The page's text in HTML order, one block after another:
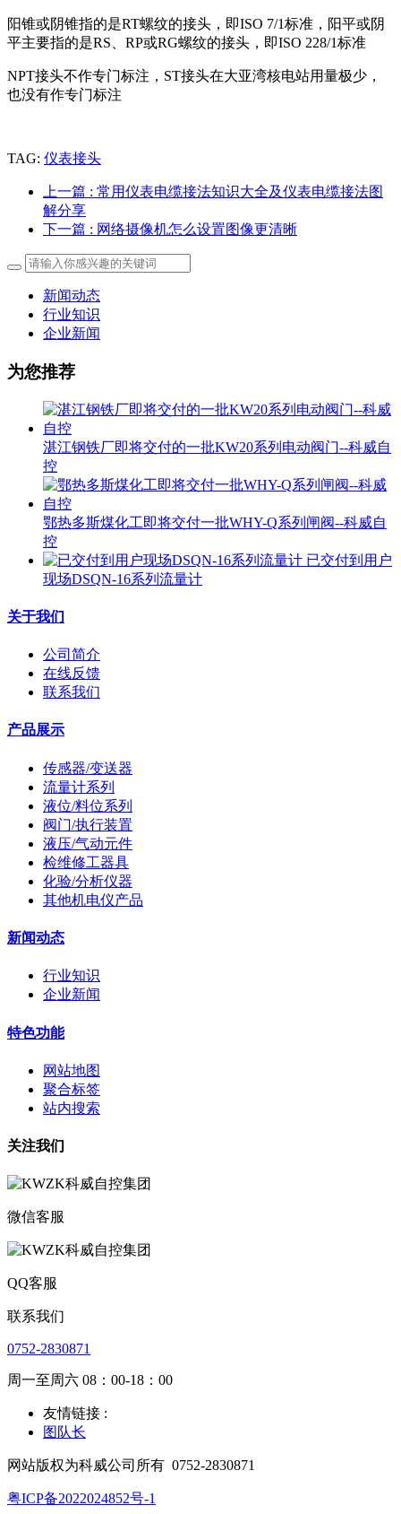
阳锥或阴锥指的是RT螺纹的接头，即ISO 7/1标准，阳平或阴
平主要指的是RS、RP或RG螺纹的接头，即ISO 228/1标准
NPT接头不作专门标注，ST接头在大亚湾核电站用量极少，
也没有作专门标注
TAG: 仪表接头
上一篇 : 常用仪表电缆接法知识大全及仪表电缆接法图
解分享
下一篇 : 网络摄像机怎么设置图像更清晰
新闻动态
行业知识
企业新闻
为您推荐
湛江钢铁厂即将交付的一批KW20系列电动阀门--科威自
控
鄂热多斯煤化工即将交付一批WHY-Q系列闸阀--科威自
控
已交付到用户
现场DSQN-16系列流量计
关于我们
公司简介
在线反馈
联系我们
产品展示
传感器/变送器
流量计系列
液位/料位系列
阀门/执行装置
液压/气动元件
检维修工器具
化验/分析仪器
其他机电仪产品
新闻动态
行业知识
企业新闻
特色功能
网站地图
聚合标签
站内搜索
关注我们
微信客服
QQ客服
联系我们
0752-2830871
周一至周六 08：00-18：00
友情链接 :
图队长
网站版权为科威公司所有 0752-2830871
粤ICP备2022024852号-1